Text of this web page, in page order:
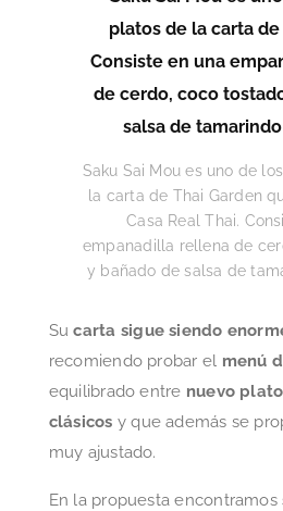
Saku Sai Mou es uno de
la carta de Thai Garden
Casa Real Thai.
empanadilla rellena de
y bañado de salsa de
Sucarta sigue siendo
recomiendo probar el menú
equilibrado entre nuevo
clásicos y que además se
muy ajustado.
En la propuesta encontramos